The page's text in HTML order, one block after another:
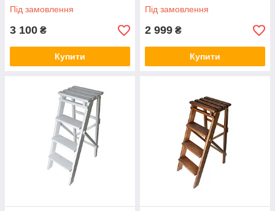
Під замовлення
3 100 ₴
Купити
Під замовлення
2 999 ₴
Купити